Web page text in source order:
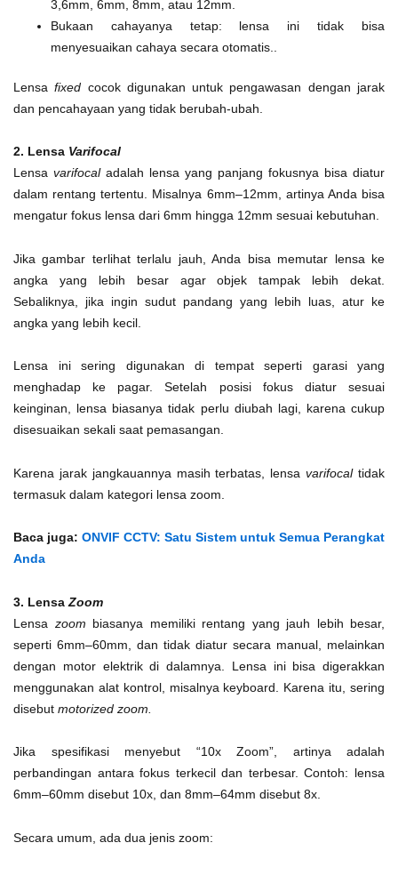
3,6mm, 6mm, 8mm, atau 12mm.
Bukaan cahayanya tetap: lensa ini tidak bisa
menyesuaikan cahaya secara otomatis..
Lensafixed cocok digunakan untuk pengawasan dengan jarak
dan pencahayaan yang tidak berubah-ubah.
2. Lensa Varifocal
Lensa varifocal adalah lensa yang panjang fokusnya bisa diatur
dalam rentang tertentu. Misalnya 6mm–12mm, artinya Anda bisa
mengatur fokus lensa dari 6mm hingga 12mm sesuai kebutuhan.
Jika gambar terlihat terlalu jauh, Anda bisa memutar lensa ke
angka yang lebih besar agar objek tampak lebih dekat.
Sebaliknya, jika ingin sudut pandang yang lebih luas, atur ke
angka yang lebih kecil.
Lensa ini sering digunakan di tempat seperti garasi yang
menghadap ke pagar. Setelah posisi fokus diatur sesuai
keinginan, lensa biasanya tidak perlu diubah lagi, karena cukup
disesuaikan sekali saat pemasangan.
Karena jarak jangkauannya masih terbatas, lensavarifocaltidak
termasuk dalam kategori lensa zoom.
Baca juga: ONVIF CCTV: Satu Sistem untuk Semua Perangkat
Anda
3. Lensa Zoom
Lensa zoom biasanya memiliki rentang yang jauh lebih besar,
seperti 6mm–60mm, dan tidak diatur secara manual, melainkan
dengan motor elektrik di dalamnya. Lensa ini bisa digerakkan
menggunakan alat kontrol, misalnya keyboard. Karena itu, sering
disebut motorized zoom.
Jika spesifikasi menyebut “10x Zoom”, artinya adalah
perbandingan antara fokus terkecil dan terbesar. Contoh: lensa
6mm–60mm disebut 10x, dan 8mm–64mm disebut 8x.
Secara umum, ada dua jenis zoom: